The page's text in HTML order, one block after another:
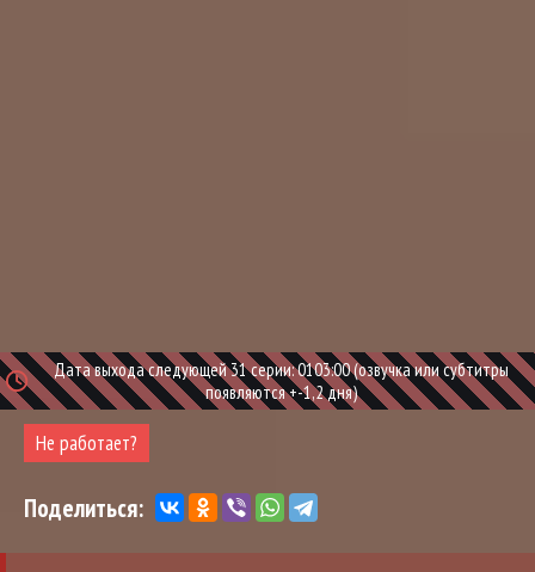
Дата выхода следующей 31 серии: 0103:00 (озвучка или субтитры
появляются +-1,2 дня)
Не работает?
Поделиться: